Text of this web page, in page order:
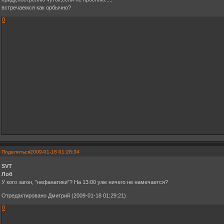
встречаемся как орбычно?
0
Поделиться2009-01-18 01:28:34
SVT
Лоб
У кого загон, "нефанатики"? На 13:00 уже ничего не намечается?
Отредактировано Дмитрий (2009-01-18 01:29:21)
0